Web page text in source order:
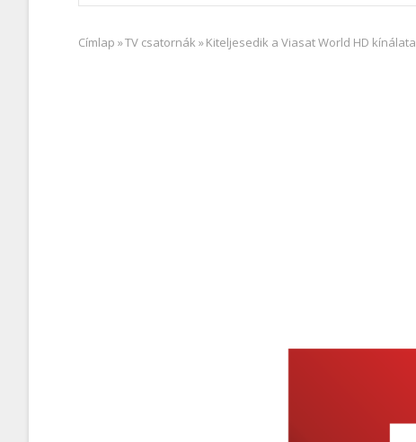
Morzsa
Címlap »TV csatornák »Kiteljesedik a Viasat World HD kínálata